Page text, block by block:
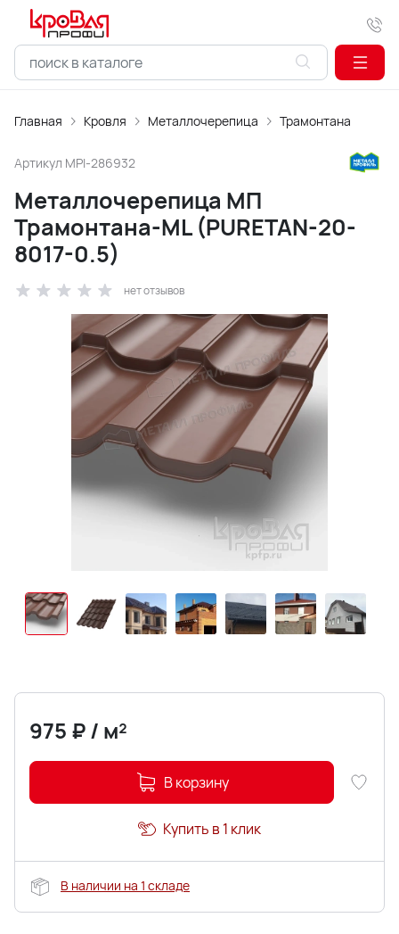
Главная Кровля Металлочерепица Трамонтана
Артикул MPI-286932
Металлочерепица МП
Трамонтана-ML (PURETAN-20-
8017-0.5)
нет отзывов
975 ₽/ м²
В корзину
Купить в 1 клик
В наличии на 1 складе